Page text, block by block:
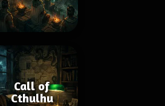
Call of
Cthulhu